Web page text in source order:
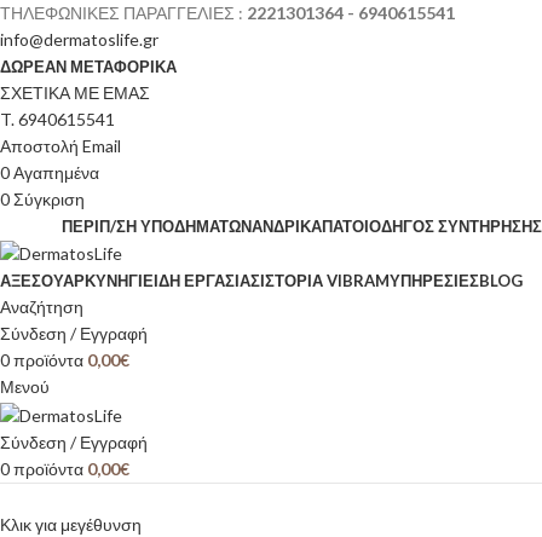
ΤΗΛΕΦΩΝΙΚΕΣ ΠΑΡΑΓΓΕΛΙΕΣ : 2221301364 - 6940615541
info@dermatoslife.gr
ΔΩΡΕΑΝ ΜΕΤΑΦΟΡΙΚΑ
ΣΧΕΤΙΚΑ ΜΕ ΕΜΑΣ
T. 6940615541
Αποστολή Email
0Αγαπημένα
0Σύγκριση
ΠΕΡΙΠ/ΣΗ ΥΠΟΔΗΜΆΤΩΝΑΝΔΡΙΚΆΠΆΤΟΙΟΔΗΓΌΣ ΣΥΝΤΉΡΗΣΗΣ
ΑΞΕΣΟΥΆΡΚΥΝΉΓΙΕΊΔΗ ΕΡΓΑΣΊΑΣΙΣΤΟΡΊΑ VIBRAMΥΠΗΡΕΣΙΕΣBLOG
Αναζήτηση
Σύνδεση / Εγγραφή
0προϊόντα 0,00€
Μενού
Σύνδεση / Εγγραφή
0προϊόντα 0,00€
Κλικ για μεγέθυνση